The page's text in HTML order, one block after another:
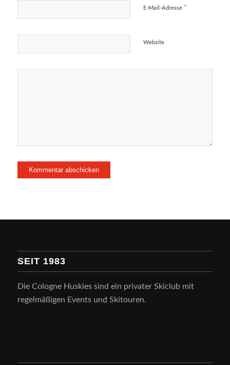
E-Mail-Adresse *
Website
SEIT 1983
Die Cologne Huskies sind ein privater Skiclub mit
regelmäßigen Events und Skitouren.